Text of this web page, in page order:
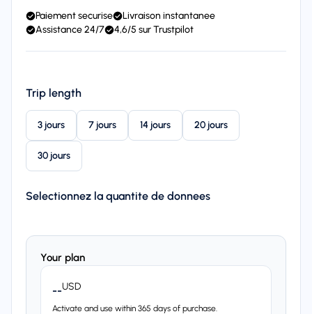
Paiement securise
Livraison instantanee
Assistance 24/7
4,6/5 sur Trustpilot
Trip length
3 jours 7 jours 14 jours 20 jours
30 jours
Selectionnez la quantite de donnees
Your plan
--USD
Activate and use within 365 days of purchase.